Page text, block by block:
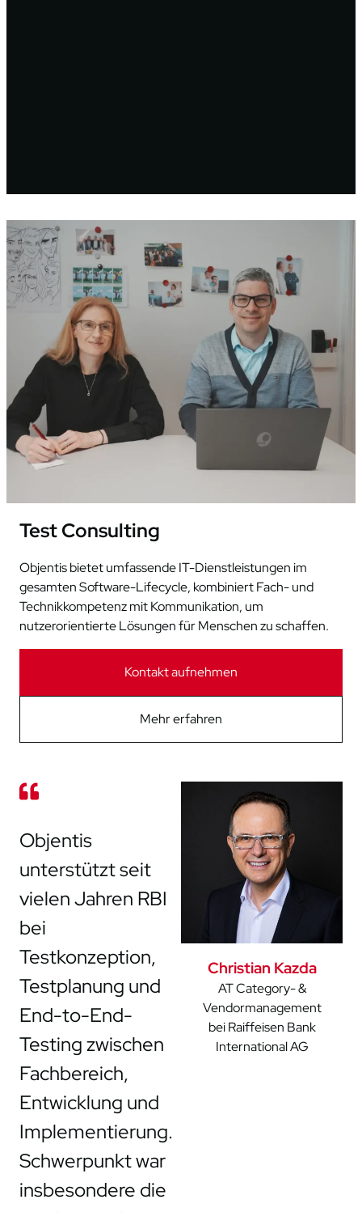
Wiener Städtische
Test Consulting
Objentis bietet umfassende IT-Dienstleistungen im
gesamten Software-Lifecycle, kombiniert Fach- und
Technikkompetenz mit Kommunikation, um
nutzerorientierte Lösungen für Menschen zu schaffen.
Kontakt aufnehmen
Mehr erfahren
Objentis
unterstützt seit
vielen Jahren RBI
bei
Testkonzeption,
Testplanung und
End-to-End-
Testing zwischen
Fachbereich,
Entwicklung und
Implementierung.
Schwerpunkt war
insbesondere die
Christian Kazda
AT Category- &
Vendormanagement
bei Raiffeisen Bank
International AG